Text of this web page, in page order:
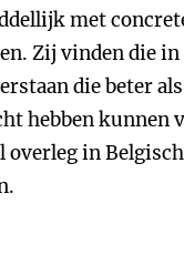
met
Zij vinden die
die beter
hebben kunnen
overleg in